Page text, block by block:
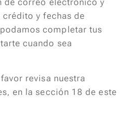
de correo electrónico y
y fechas de
completar tus
cuando sea
revisa nuestra
en la sección 18 de este